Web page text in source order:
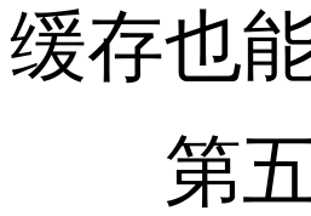
缓存也
第五